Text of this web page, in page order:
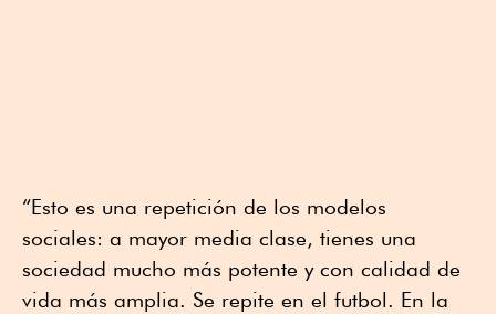
“Esto es una repetición de los modelos
sociales: a mayor media clase, tienes una
sociedad mucho más potente y con calidad de
vida más amplia. Se repite en el futbol. En la